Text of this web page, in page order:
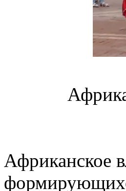
Африканское